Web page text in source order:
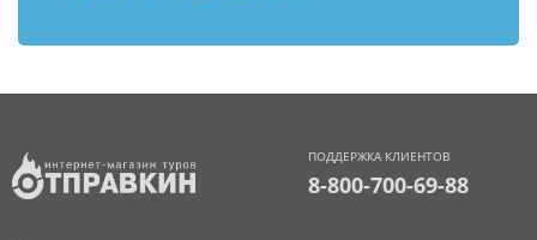
ПОДДЕРЖКА КЛИЕНТОВ
8-800-700-69-88